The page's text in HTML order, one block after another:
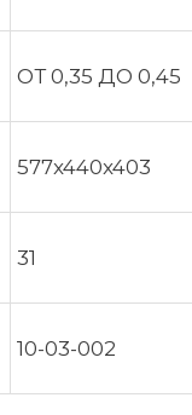
ОТ 0,35 ДО 0,45
577x440x403
31
10-03-002